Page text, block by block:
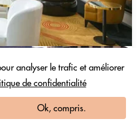
analyser le trafic et améliorer
de confidentialité
Ok, compris.